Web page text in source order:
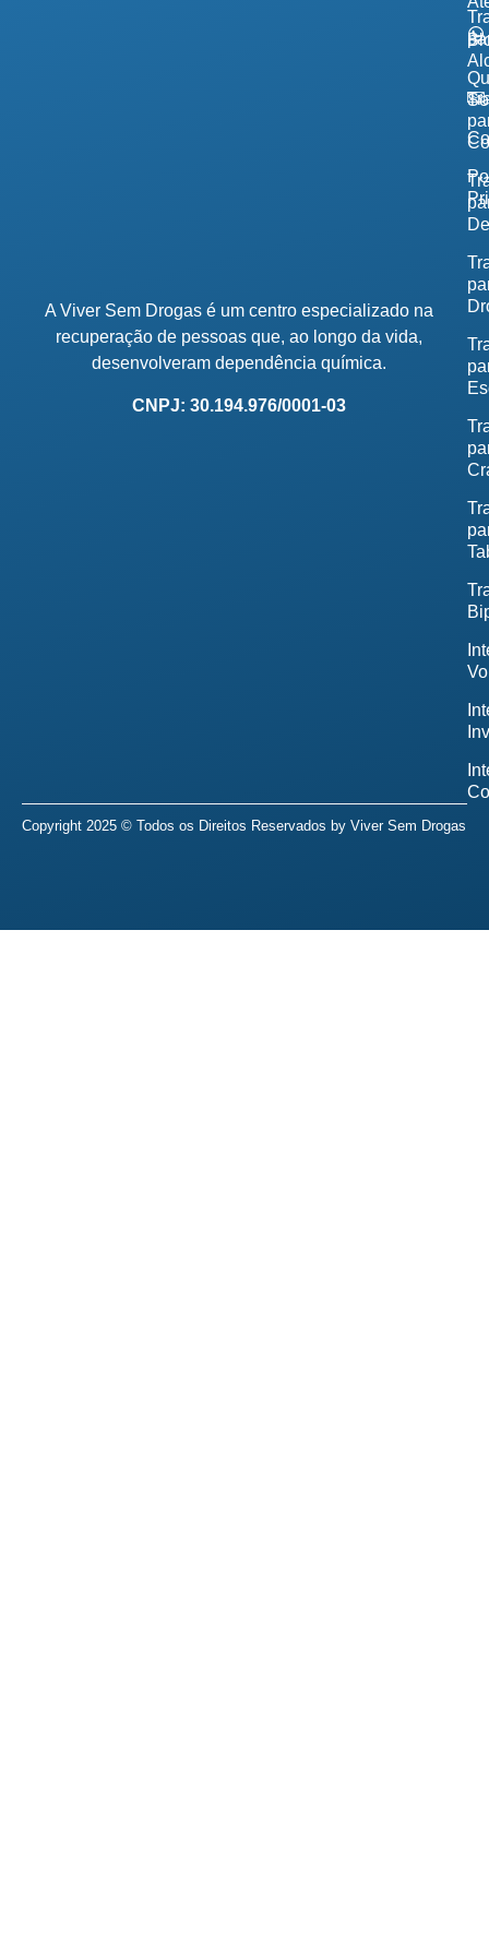
A Viver Sem Drogas é um centro especializado na
recuperação de pessoas que, ao longo da vida,
desenvolveram dependência química.
CNPJ: 30.194.976/0001-03
Copyright 2025 © Todos os Direitos Reservados by Viver Sem Drogas